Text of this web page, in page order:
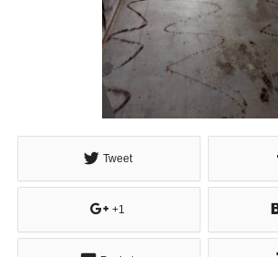
Tweet
+1